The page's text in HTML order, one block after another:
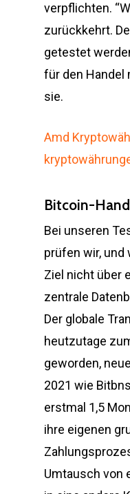
verpflichten.
zurückkehrt.
getestet
für den Handel
sie.
Amd
Bitcoin-
Bei unseren
prüfen wir, und
Ziel nicht über
zentrale
Der globale
heutzutage
geworden,
2021 wie
erstmal 1,5
ihre eigenen
Umtausch von